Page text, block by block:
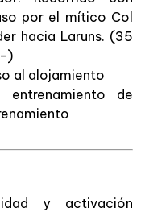
por el mítico Col
hacia Laruns. (35
)
al alojamiento
entrenamiento de
y activación